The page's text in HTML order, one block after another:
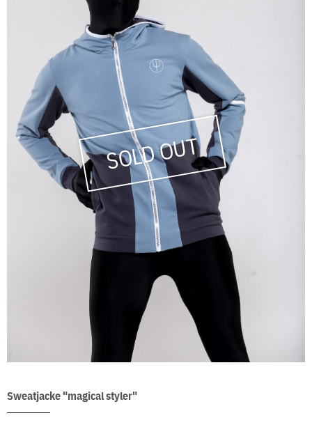
Sweatjacke "magical styler"